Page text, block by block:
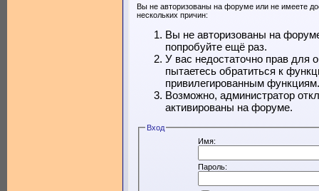
Вы не авторизованы на форуме или не имеете
нескольких причин:
Вы не авторизованы на
попробуйте ещё раз.
У вас недостаточно прав для
пытаетесь обратиться к
привилегированным функциям.
Возможно, администратор
активированы на форуме.
Вход
Имя:
Пароль: